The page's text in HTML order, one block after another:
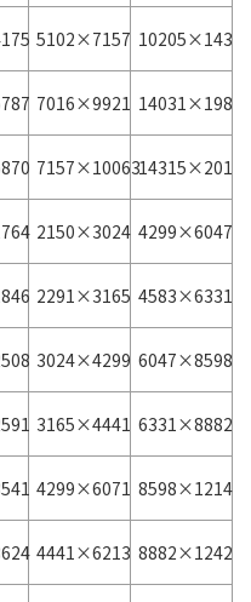
5102×7157 10205×14315
7016×9921 14031×19843
7157×1006314315×20126
2150×3024 4299×6047
2291×3165 4583×6331
3024×4299 6047×8598
3165×4441 6331×8882
4299×6071 8598×12142
4441×6213 8882×12425